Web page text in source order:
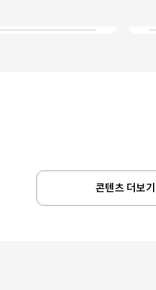
콘텐츠 더보기